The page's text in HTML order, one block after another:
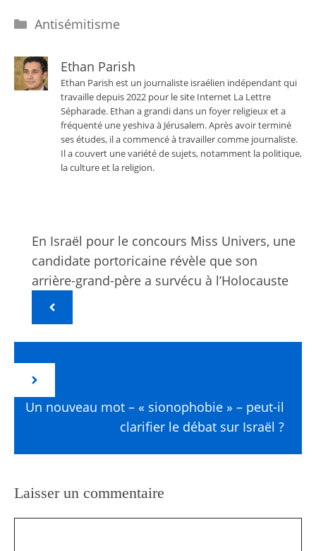
Catégories
Antisémitisme
Ethan Parish
Ethan Parish est un journaliste israélien indépendant qui
travaille depuis 2022 pour le site Internet La Lettre
Sépharade. Ethan a grandi dans un foyer religieux et a
fréquenté une yeshiva à Jérusalem. Après avoir terminé
ses études, il a commencé à travailler comme journaliste.
Il a couvert une variété de sujets, notamment la politique,
la culture et la religion.
En Israël pour le concours Miss Univers, une
candidate portoricaine révèle que son
arrière-grand-père a survécu à l’Holocauste
Un nouveau mot – « sionophobie » – peut-il
clarifier le débat sur Israël ?
Laisser un commentaire